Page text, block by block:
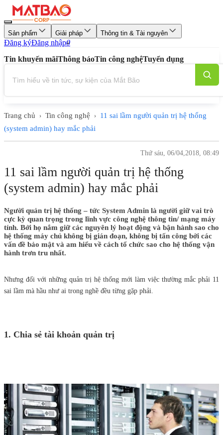
Sản phẩm Giải pháp Thông tin & Tài nguyên
Đăng kýĐăng nhập0
Tin khuyến mãiThông báoTin công nghệTuyển dụng
Trang chủ › Tin công nghệ ›
11 sai lầm người quản trị hệ thống
(system admin) hay mắc phải
Thứ sáu, 06/04,2018, 08:49
11 sai lầm người quản trị hệ thống
(system admin) hay mắc phải
Người quản trị hệ thống – tức System Admin là người giữ vai trò
cực kỳ quan trọng trong lĩnh vực công nghệ thông tin/ mạng máy
tính. Bởi họ nắm giữ các nguyên lý hoạt động và bận hành sao cho
hệ thống máy chủ không bị gián đoạn, không bị tấn công bởi các
vấn đề bảo mật và am hiểu về cách tổ chức sao cho hệ thống vận
hành trơn tru nhất.
Nhưng đối với những quản trị hệ thống mới làm việc thường mắc phải 11
sai lầm mà hầu như ai trong nghề đều từng gặp phải.
1. Chia sẻ tài khoản quản trị